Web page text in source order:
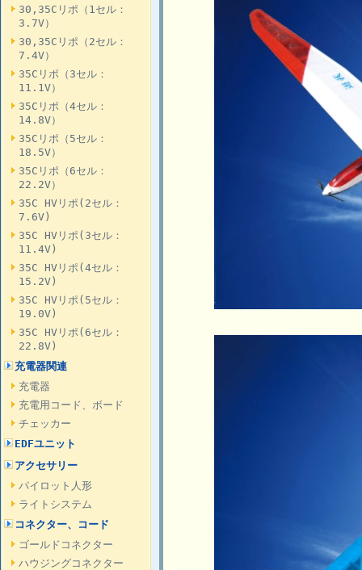
30,35Cリポ（1セル：
3.7V）
30,35Cリポ（2セル：
7.4V）
35Cリポ（3セル：
11.1V）
35Cリポ（4セル：
14.8V）
35Cリポ（5セル：
18.5V）
35Cリポ（6セル：
22.2V）
35C HVリポ(2セル：
7.6V)
35C HVリポ(3セル：
11.4V)
35C HVリポ(4セル：
15.2V)
35C HVリポ(5セル：
19.0V)
35C HVリポ(6セル：
22.8V)
充電器関連
充電器
充電用コード、ボード
チェッカー
EDFユニット
アクセサリー
パイロット人形
ライトシステム
コネクター、コード
ゴールドコネクター
ハウジングコネクター